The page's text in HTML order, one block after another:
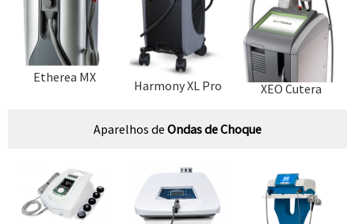
Etherea MX
Harmony XL Pro XEO Cutera
Aparelhos de Ondas de Choque